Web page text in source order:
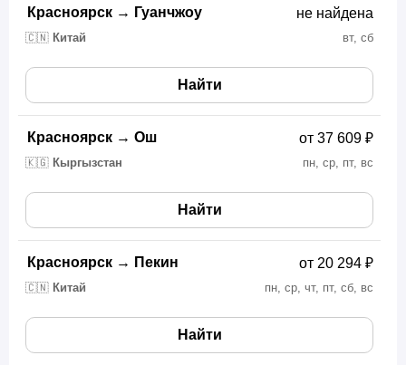
Красноярск → Гуанчжоу
🇨🇳 Китай вт, сб
не найдена
Найти
Красноярск → Ош
🇰🇬 Кыргызстан пн, ср, пт, вс
от 37 609 ₽
Найти
Красноярск → Пекин
🇨🇳 Китай пн, ср, чт, пт, сб, вс
от 20 294 ₽
Найти